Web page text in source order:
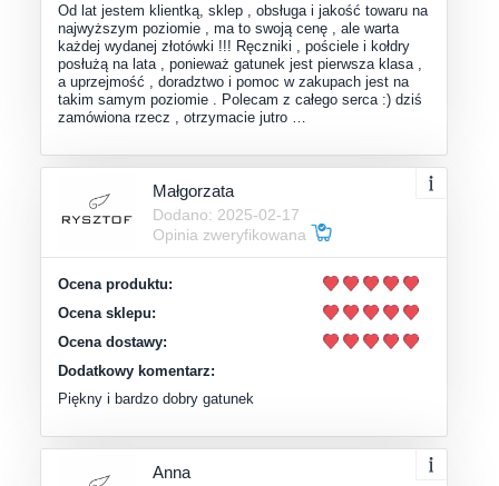
Od lat jestem klientką, sklep , obsługa i jakość towaru na
najwyższym poziomie , ma to swoją cenę , ale warta
każdej wydanej złotówki !!! Ręczniki , pościele i kołdry
posłużą na lata , ponieważ gatunek jest pierwsza klasa ,
a uprzejmość , doradztwo i pomoc w zakupach jest na
takim samym poziomie . Polecam z całego serca :) dziś
zamówiona rzecz , otrzymacie jutro …
Małgorzata
Dodano: 2025-02-17
Opinia zweryfikowana
Ocena produktu:
Ocena sklepu:
Ocena dostawy:
Dodatkowy komentarz:
Piękny i bardzo dobry gatunek
Anna